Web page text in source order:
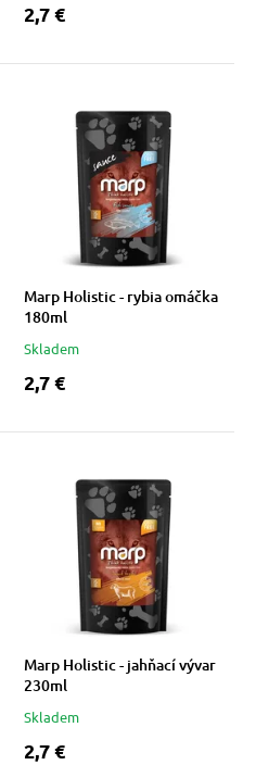
2,7 €
Marp Holistic - rybia omáčka
180ml
Skladem
2,7 €
Marp Holistic - jahňací vývar
230ml
Skladem
2,7 €